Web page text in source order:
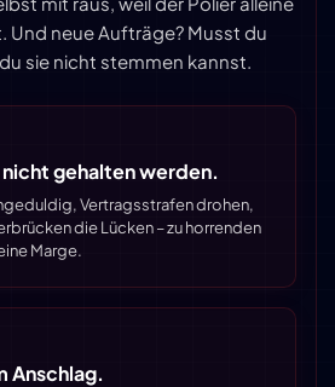
Und neue Aufträge? Musst du
sie nicht stemmen kannst.
nicht gehalten werden.
Vertragsstrafen drohen,
die Lücken – zu horrenden
Marge.
Anschlag.